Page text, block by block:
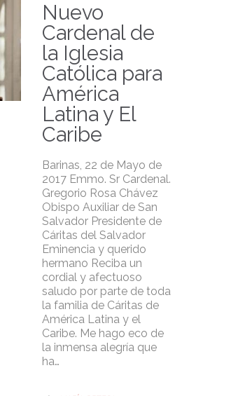
Nuevo
Cardenal de
la Iglesia
Católica para
América
Latina y El
Caribe
Barinas, 22 de Mayo de
2017 Emmo. Sr Cardenal.
Gregorio Rosa Chávez
Obispo Auxiliar de San
Salvador Presidente de
Cáritas del Salvador
Eminencia y querido
hermano Reciba un
cordial y afectuoso
saludo por parte de toda
la familia de Cáritas de
América Latina y el
Caribe. Me hago eco de
la inmensa alegría que
ha…